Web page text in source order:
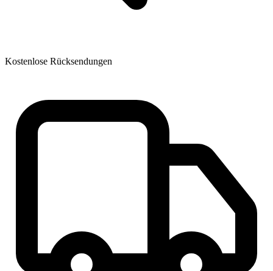
Kostenlose Rücksendungen